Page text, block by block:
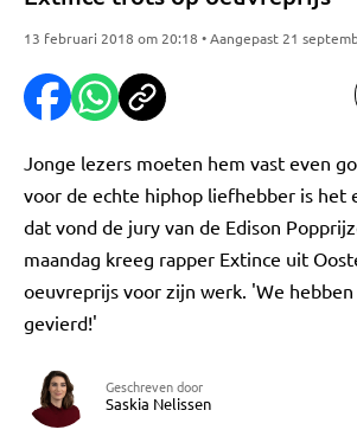
13 februari 2018 om 20:18 • Aangepast 21
Jonge lezers moeten hem vast even
voor de echte hiphop liefhebber is het
dat vond de jury van de Edison
maandag kreeg rapper Extince uit
oeuvreprijs voor zijn werk. 'We
gevierd!'
Geschreven door
Saskia Nelissen